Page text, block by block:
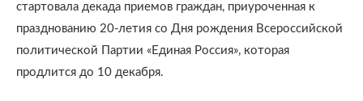
стартовала декада приемов граждан, приуроченная к
празднованию 20-летия со Дня рождения Всероссийской
политической Партии «Единая Россия», которая
продлится до 10 декабря.